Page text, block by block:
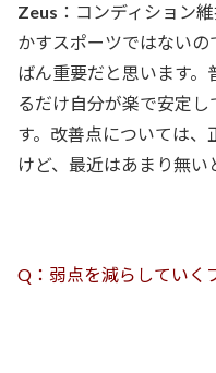
Zeus ：コンディション
かすスポーツではない
ばん重要だと思います
るだけ自分が楽で安定
す。改善点については
けど、最近はあまり無い
Q：弱点を減らしていく